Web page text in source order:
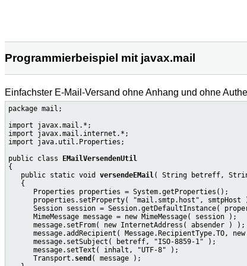
Programmierbeispiel mit javax.mail
Einfachster E-Mail-Versand ohne Anhang und ohne
package mail;
import javax.mail.*;
import javax.mail.internet.*;
import java.util.Properties;
public class
EMailVersendenUtil
{
   public static void
versendeEMail( String betreff,
   {
      Properties properties = System.getProperties();
properties.setProperty( "mail.smtp.host", smtpHost
Session session = Session.getDefaultInstance(
      MimeMessage message = new MimeMessage( session );
      message.setFrom( new InternetAddress( absender ) );
message.addRecipient( Message.RecipientType.TO,
      message.setSubject( betreff, "ISO-8859-1" );
      message.setText( inhalt, "UTF-8" );
      Transport.
send ( message );